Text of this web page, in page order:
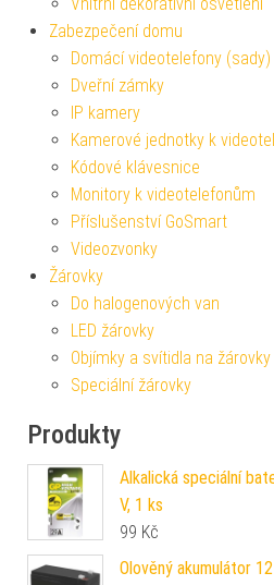
Zabezpečení domu
Domácí videotelefony (sady)
Dveřní zámky
IP kamery
Kamerové jednotky k
Kódové klávesnice
Monitory k videotelefonům
Příslušenství GoSmart
Videozvonky
Žárovky
Do halogenových van
LED žárovky
Objímky a svítidla na žárovky
Speciální žárovky
Produkty
Alkalická speciální
V, 1 ks
99 Kč
Olověný akumulátor